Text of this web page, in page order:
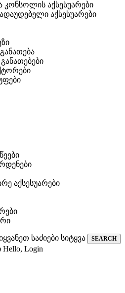
კონსოლის აქსესუარები
აქსესუარები
აქსესუარები
საძიები სიტყვა SEARCH
Hello, Login